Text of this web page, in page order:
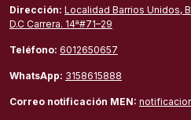
Dirección: Localidad Barrios Unidos,
D.C Carrera. 14ª#71–29
Teléfono: 6012650657
WhatsApp: 3158615888
Correo notificación MEN: